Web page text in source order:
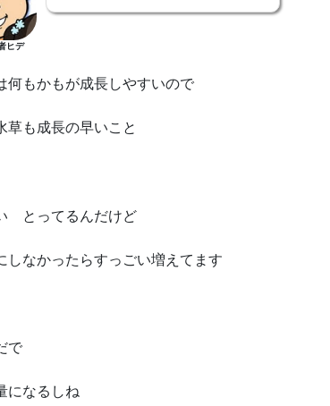
ヒデ
何もかもが成長しやすいので
草も成長の早いこと
とってるんだけど
しなかったらすっごい増えてます
で
になるしね